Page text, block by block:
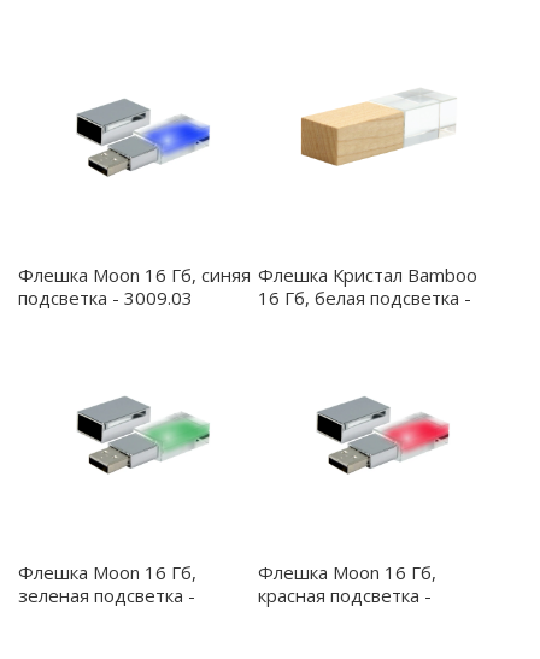
Флешка Moon 16 Гб, синяя
подсветка - 3009.03
Флешка Кристал Bamboo
16 Гб, белая подсветка -
Флешка Moon 16 Гб,
зеленая подсветка -
Флешка Moon 16 Гб,
красная подсветка -